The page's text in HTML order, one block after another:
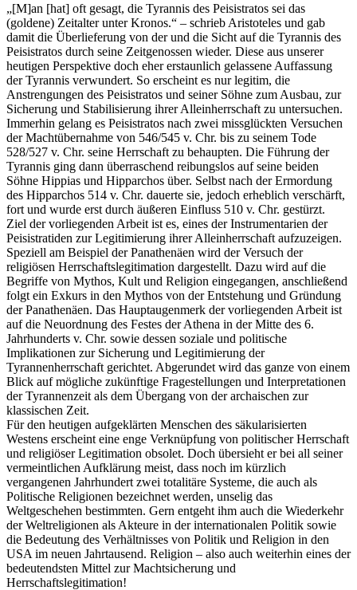
„[M]an [hat] oft gesagt, die Tyrannis des Peisistratos sei das
(goldene) Zeitalter unter Kronos.“ – schrieb Aristoteles und gab
damit die Überlieferung von der und die Sicht auf die Tyrannis des
Peisistratos durch seine Zeitgenossen wieder. Diese aus unserer
heutigen Perspektive doch eher erstaunlich gelassene Auffassung
der Tyrannis verwundert. So erscheint es nur legitim, die
Anstrengungen des Peisistratos und seiner Söhne zum Ausbau, zur
Sicherung und Stabilisierung ihrer Alleinherrschaft zu untersuchen.
Immerhin gelang es Peisistratos nach zwei missglückten Versuchen
der Machtübernahme von 546/545 v. Chr. bis zu seinem Tode
528/527 v. Chr. seine Herrschaft zu behaupten. Die Führung der
Tyrannis ging dann überraschend reibungslos auf seine beiden
Söhne Hippias und Hipparchos über. Selbst nach der Ermordung
des Hipparchos 514 v. Chr. dauerte sie, jedoch erheblich verschärft,
fort und wurde erst durch äußeren Einfluss 510 v. Chr. gestürzt.
Ziel der vorliegenden Arbeit ist es, eines der Instrumentarien der
Peisistratiden zur Legitimierung ihrer Alleinherrschaft aufzuzeigen.
Speziell am Beispiel der Panathenäen wird der Versuch der
religiösen Herrschaftslegitimation dargestellt. Dazu wird auf die
Begriffe von Mythos, Kult und Religion eingegangen, anschließend
folgt ein Exkurs in den Mythos von der Entstehung und Gründung
der Panathenäen. Das Hauptaugenmerk der vorliegenden Arbeit ist
auf die Neuordnung des Festes der Athena in der Mitte des 6.
Jahrhunderts v. Chr. sowie dessen soziale und politische
Implikationen zur Sicherung und Legitimierung der
Tyrannenherrschaft gerichtet. Abgerundet wird das ganze von einem
Blick auf mögliche zukünftige Fragestellungen und Interpretationen
der Tyrannenzeit als dem Übergang von der archaischen zur
klassischen Zeit.
Für den heutigen aufgeklärten Menschen des säkularisierten
Westens erscheint eine enge Verknüpfung von politischer Herrschaft
und religiöser Legitimation obsolet. Doch übersieht er bei all seiner
vermeintlichen Aufklärung meist, dass noch im kürzlich
vergangenen Jahrhundert zwei totalitäre Systeme, die auch als
Politische Religionen bezeichnet werden, unselig das
Weltgeschehen bestimmten. Gern entgeht ihm auch die Wiederkehr
der Weltreligionen als Akteure in der internationalen Politik sowie
die Bedeutung des Verhältnisses von Politik und Religion in den
USA im neuen Jahrtausend. Religion – also auch weiterhin eines der
bedeutendsten Mittel zur Machtsicherung und
Herrschaftslegitimation!